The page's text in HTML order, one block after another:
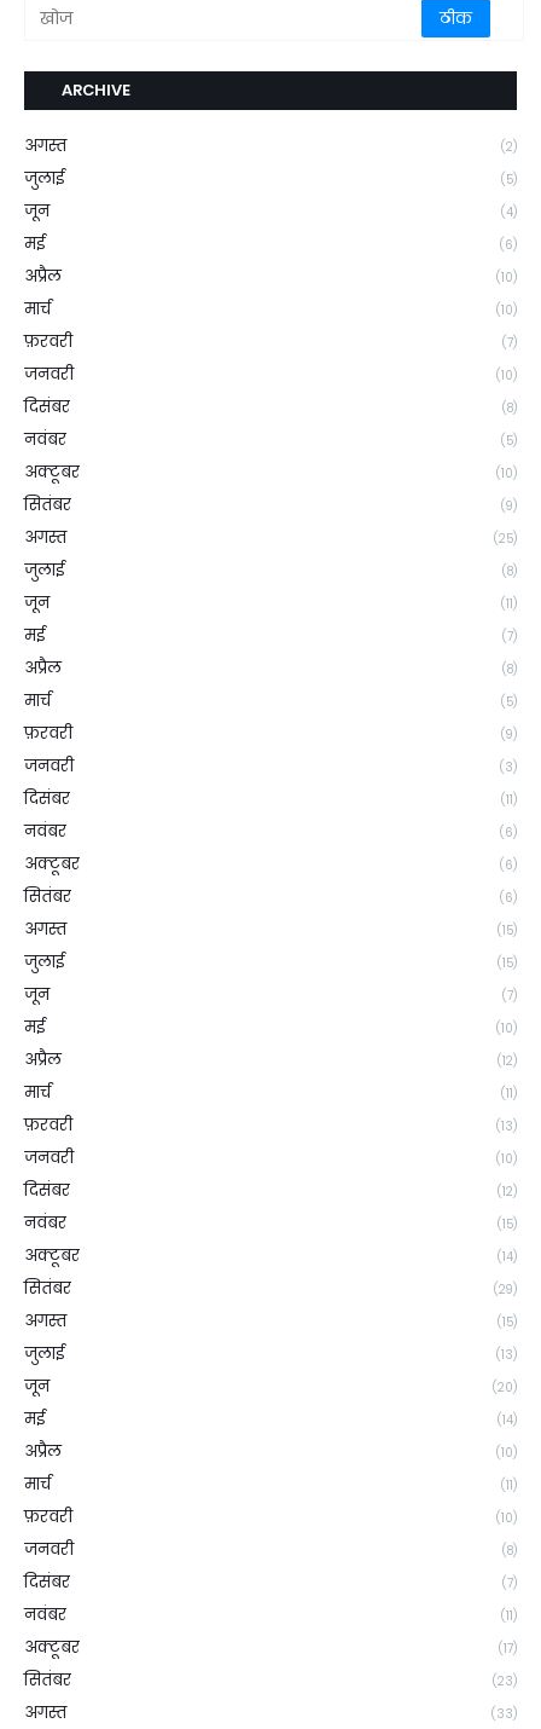
ARCHIVE
अगस्त (2)
जुलाई (5)
जून (4)
मई (6)
अप्रैल (10)
मार्च (10)
फ़रवरी (7)
जनवरी (10)
दिसंबर (8)
नवंबर (5)
अक्टूबर (10)
सितंबर (9)
अगस्त (25)
जुलाई (8)
जून (11)
मई (7)
अप्रैल (8)
मार्च (5)
फ़रवरी (9)
जनवरी (3)
दिसंबर (11)
नवंबर (6)
अक्टूबर (6)
सितंबर (6)
अगस्त (15)
जुलाई (15)
जून (7)
मई (10)
अप्रैल (12)
मार्च (11)
फ़रवरी (13)
जनवरी (10)
दिसंबर (12)
नवंबर (15)
अक्टूबर (14)
सितंबर (29)
अगस्त (15)
जुलाई (13)
जून (20)
मई (14)
अप्रैल (10)
मार्च (11)
फ़रवरी (10)
जनवरी (8)
दिसंबर (7)
नवंबर (11)
अक्टूबर (17)
सितंबर (23)
अगस्त (33)